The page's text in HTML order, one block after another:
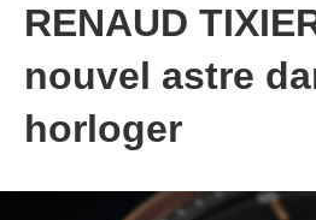
RENAUD
nouvel astre
horloger